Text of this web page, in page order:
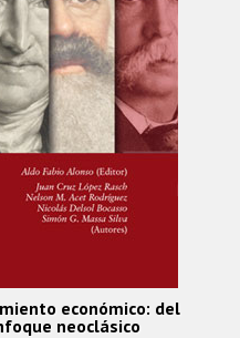
económico: del
neoclásico